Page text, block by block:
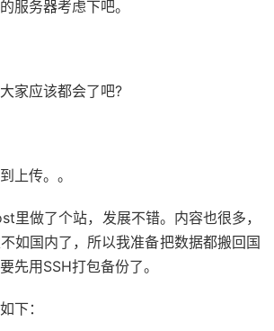
服务器考虑下吧。
家应该都会了吧?
上传。。
里做了个站，发展不错。内容也很多，
如国内了，所以我准备把数据都搬回国
先用SSH打包备份了。
下：